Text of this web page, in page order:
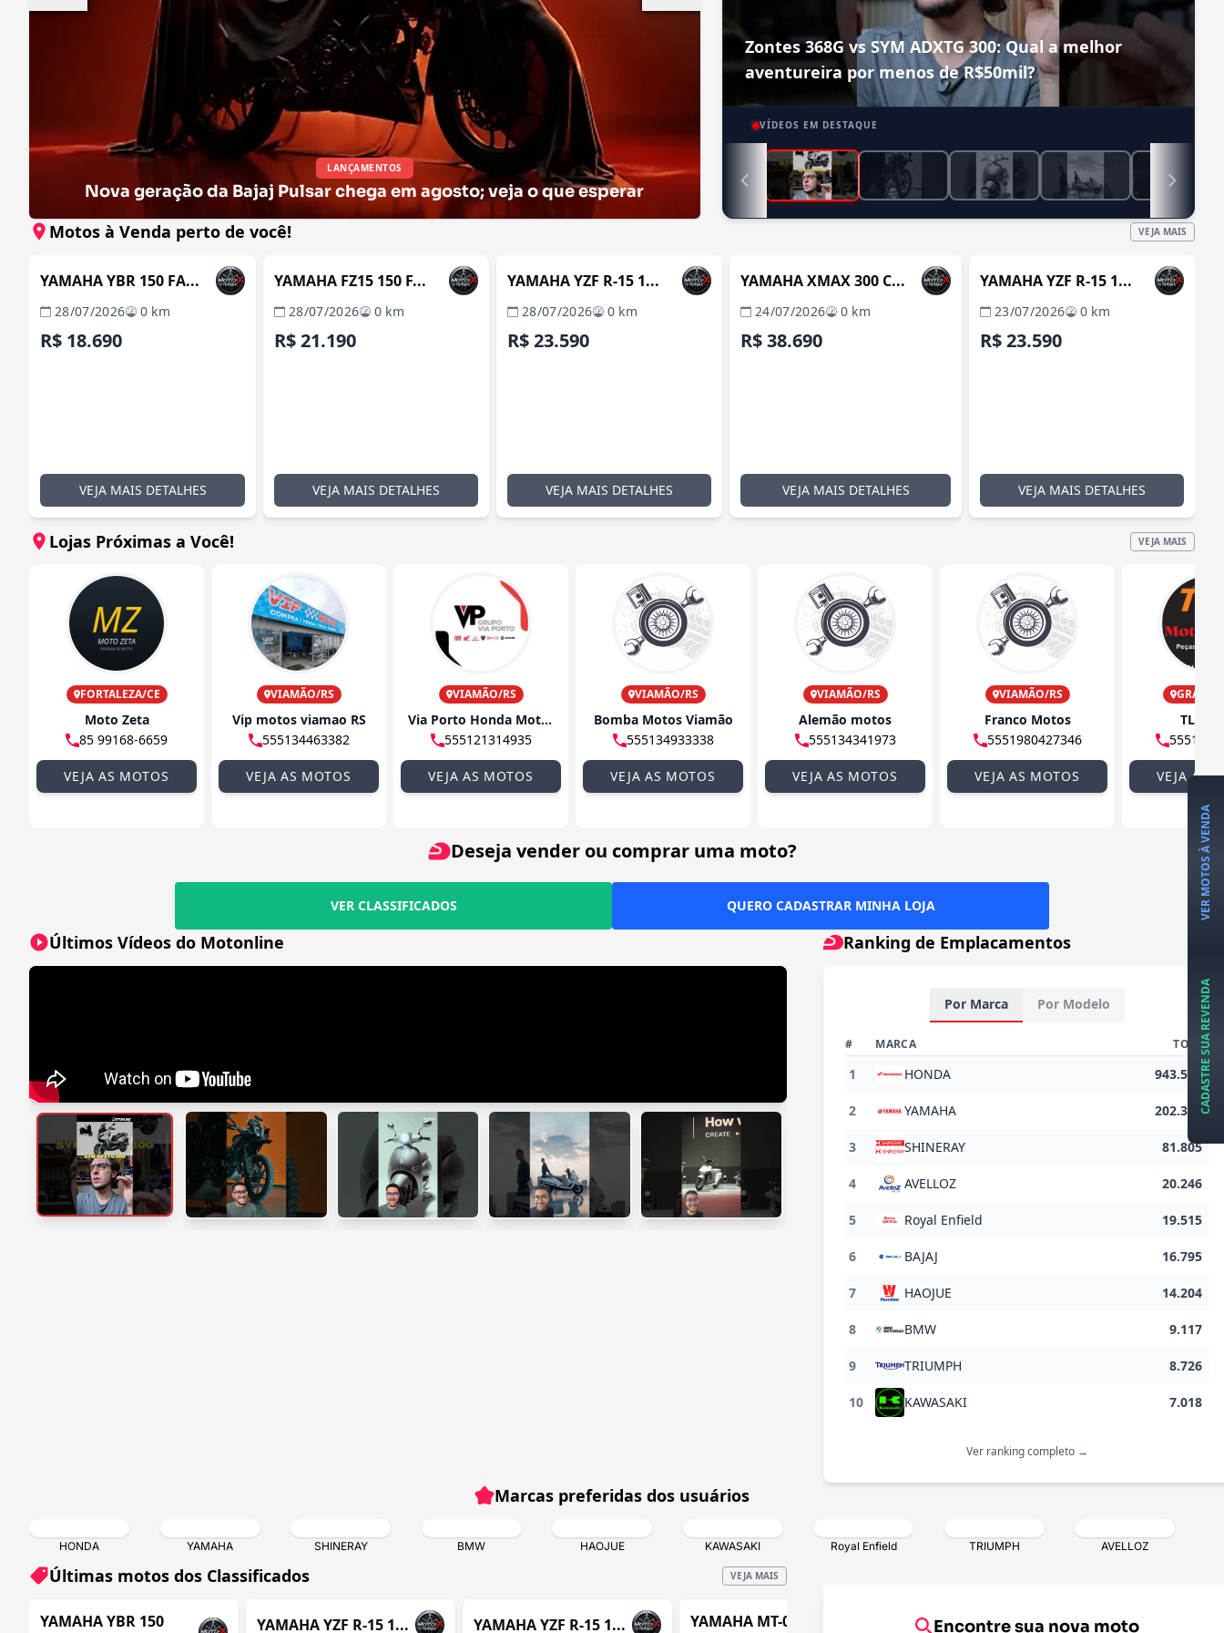
LANÇAMENTOS
Nova geração da Bajaj Pulsar chega em agosto; veja o que esperar
Zontes 368G vs SYM ADXTG 300: Qual a melhor
aventureira por menos de R$50mil?
VÍDEOS EM DESTAQUE
Motos à Venda perto de você! VEJA MAIS
REVENDA VERIFICADA
ITABORAÍ / RJ
YAMAHA YBR 150 FA...
28/07/2026 0 km
R$ 18.690
VEJA MAIS DETALHES
REVENDA VERIFICADA
YAMAHA FZ15 150 F...
28/07/2026 0 km
R$ 21.190
VEJA MAIS DETALHES
REVENDA VERIFICADA
YAMAHA YZF R-15 1...
28/07/2026 0 km
R$ 23.590
VEJA MAIS DETALHES
REVENDA VERIFICADA
YAMAHA XMAX 300 C...
24/07/2026 0 km
R$ 38.690
VEJA MAIS DETALHES
REVENDA VERIFICADA
ITABORAÍ / RJ
YAMAHA YZF R-15 1...
23/07/2026 0 km
R$ 23.590
VEJA MAIS DETALHES
Lojas Próximas a Você! VEJA MAIS
FORTALEZA/CE
Moto Zeta
85 99168-6659
VEJA AS MOTOS
VIAMÃO/RS
Vip motos viamao RS
555134463382
VEJA AS MOTOS
VIAMÃO/RS
Via Porto Honda Motos
555121314935
VEJA AS MOTOS
VIAMÃO/RS
Bomba Motos Viamão
555134933338
VEJA AS MOTOS
VIAMÃO/RS
Alemão motos
555134341973
VEJA AS MOTOS
VIAMÃO/RS
Franco Motos
5551980427346
VEJA AS MOTOS
TL
VEJA AS
Deseja vender ou comprar uma moto?
VER CLASSIFICADOS QUERO CADASTRAR MINHA LOJA
Últimos Vídeos do Motonline Ranking de Emplacamentos
Por Marca Por Modelo
# MARCA TOTAL
1 HONDA 943.573
2 YAMAHA 202.384
3 SHINERAY 81.805
4 AVELLOZ 20.246
5 Royal Enfield 19.515
6 BAJAJ 16.795
7 HAOJUE 14.204
8 BMW 9.117
9 TRIUMPH 8.726
10 KAWASAKI 7.018
Ver ranking completo →
Marcas preferidas dos usuários
HONDA YAMAHA SHINERAY BMW HAOJUE KAWASAKI Royal Enfield TRIUMPH AVELLOZ
Últimas motos dos Classificados VEJA MAIS
REVENDA VERIFICADA
ITABORAÍ / RJ
YAMAHA YBR 150
REVENDA VERIFICADA
YAMAHA YZF R-15 1... REVENDA VERIFICADA
YAMAHA YZF R-15 1... REVENDA VERIFICADA
YAMAHA MT-03
REVENDA VERIFICADA
YAMAHA AEROX
HONDA CB
Encontre sua nova moto
VER MOTOS À VENDA
CADASTRE SUA REVENDA